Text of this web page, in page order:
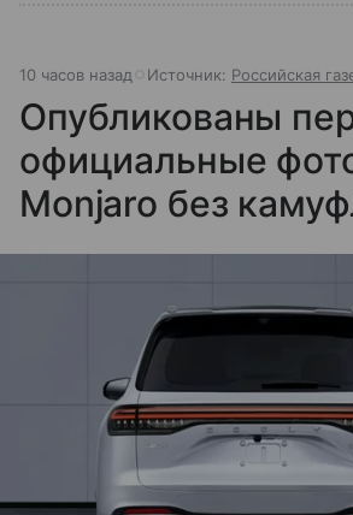
10 часов назад Источник: Российская
Опубликованы
официальные
Monjaro без